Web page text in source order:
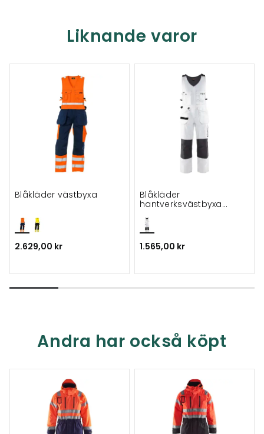
Liknande varor
Blåkläder västbyxa
2.629,00 kr
Blåkläder
hantverksvästbyxa
1.565,00 kr
Andra har också köpt